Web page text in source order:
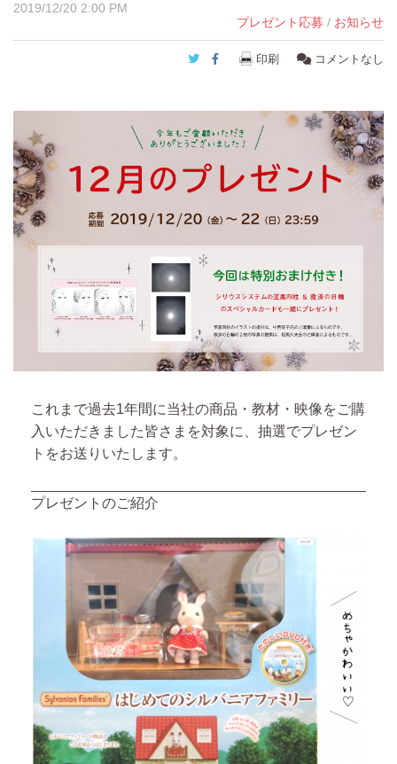
2019/12/20 2:00 PM
プレゼント応募 / お知らせ
Twitter
Facebook
印刷 コメントなし
これまで過去1年間に当社の商品・教材・映像をご購
入いただきました皆さまを対象に、抽選でプレゼン
トをお送りいたします。
プレゼントのご紹介